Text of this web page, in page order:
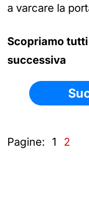
a varcare la
Scopriamo
successiva
Pagine: 1 2